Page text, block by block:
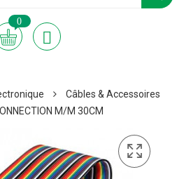
0
Câbles & Accessoires
M/M 30CM